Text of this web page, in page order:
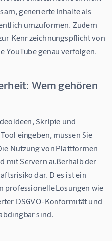
generierte Inhalte als
umzuformen. Zudem
Kennzeichnungspflicht von
YouTube genau verfolgen.
Wem gehören
Skripte und
eingeben, müssen Sie
Nutzung von Plattformen
mit Servern außerhalb der
dar. Dies ist ein
professionelle Lösungen wie
DSGVO-Konformität und
sind.